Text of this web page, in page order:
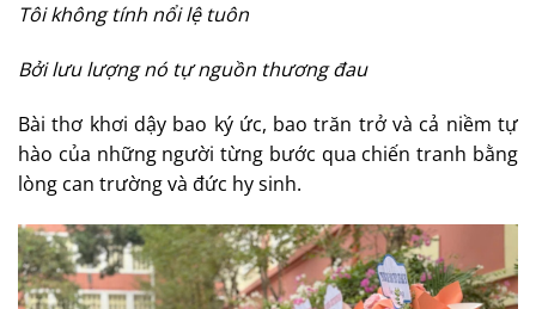
Tôi không tính nổi lệ tuôn
Bởi lưu lượng nó tự nguồn thương đau
Bài thơ khơi dậy bao ký ức, bao trăn trở và cả niềm tự
hào của những người từng bước qua chiến tranh bằng
lòng can trường và đức hy sinh.